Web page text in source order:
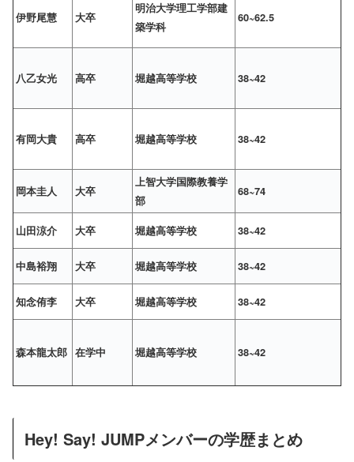
伊野尾慧 大卒
明治大学理工学部建
築学科
60~62.5
八乙女光 高卒 堀越高等学校 38~42
有岡大貴 高卒 堀越高等学校 38~42
岡本圭人 大卒
上智大学国際教養学
部
68~74
山田涼介 大卒 堀越高等学校 38~42
中島裕翔 大卒 堀越高等学校 38~42
知念侑李 大卒 堀越高等学校 38~42
森本龍太郎 在学中 堀越高等学校 38~42
Hey! Say! JUMPメンバーの学歴まとめ